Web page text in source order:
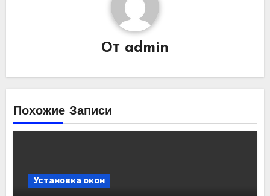
От admin
Похожие Записи
Установка окон